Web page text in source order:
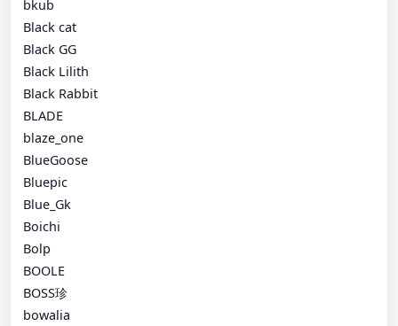
bkub
Black cat
Black GG
Black Lilith
Black Rabbit
BLADE
blaze_one
BlueGoose
Bluepic
Blue_Gk
Boichi
Bolp
BOOLE
BOSS珍
bowalia